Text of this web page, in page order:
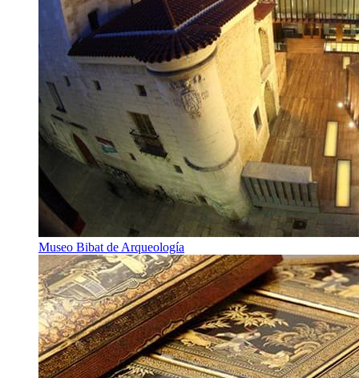
Museo Bibat de Arqueología